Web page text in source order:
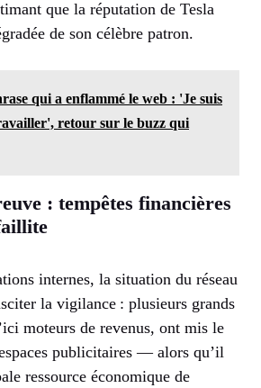
que la réputation de Tesla
de son célèbre patron.
qui a enflammé le web : 'Je suis
retour sur le buzz qui
: tempêtes financières
internes, la situation du réseau
la vigilance : plusieurs grands
moteurs de revenus, ont mis le
publicitaires — alors qu’il
ressource économique de